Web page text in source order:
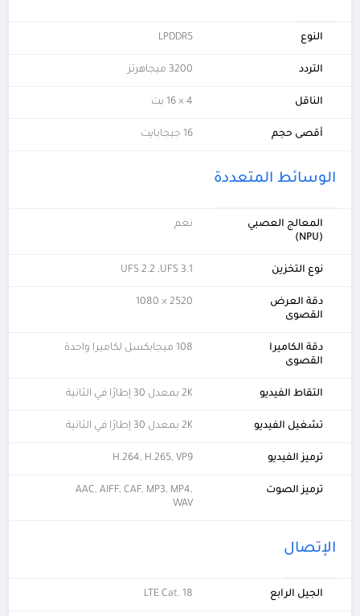
النوع LPDDR5
التردد 3200 ميجاهرتز
الناقل 4 × 16 بت
أقصى حجم 16 جيجابايت
الوسائط المتعددة
المعالج العصبي
(NPU)
نعم
نوع التخزين UFS 2.2 ,UFS 3.1
دقة العرض
القصوى
2520 × 1080
دقة الكاميرا
القصوى
108 ميجابكسل لكاميرا واحدة
التقاط الفيديو 2K بمعدل 30 إطارًا في الثانية
تشغيل الفيديو 2K بمعدل 30 إطارًا في الثانية
ترميز الفيديو H.264, H.265, VP9
ترميز الصوت
AAC, AIFF, CAF, MP3, MP4,
WAV
الإتصال
الجيل الرابع LTE Cat. 18